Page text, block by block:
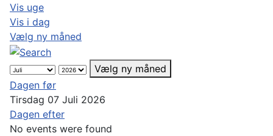
Vis uge
Vis i dag
Vælg ny måned
Vælg ny måned
Dagen før
Tirsdag 07 Juli 2026
Dagen efter
No events were found